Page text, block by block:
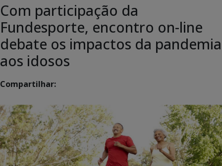
Com participação da
Fundesporte, encontro on-line
debate os impactos da pandemia
aos idosos
Compartilhar: